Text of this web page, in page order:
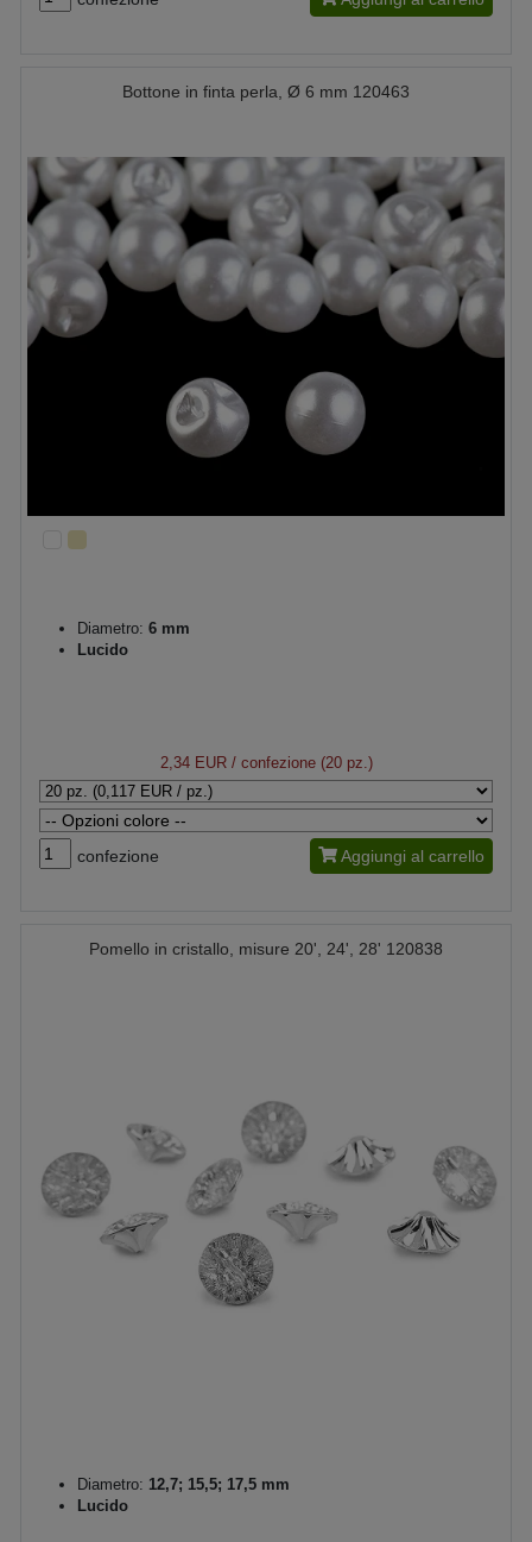
Bottone in finta perla, Ø 6 mm 120463
Diametro: 6 mm
Lucido
2,34 EUR/ confezione (20 pz.)
confezione Aggiungi al carrello
Pomello in cristallo, misure 20', 24', 28' 120838
Diametro: 12,7; 15,5; 17,5 mm
Lucido